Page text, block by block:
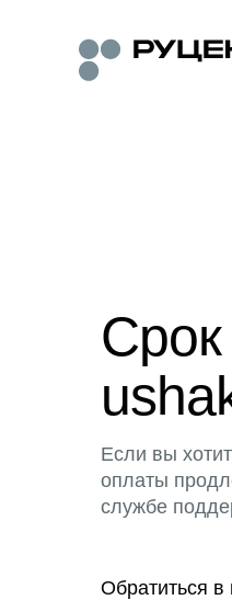
Если вы
оплаты
службе
Обратиться в